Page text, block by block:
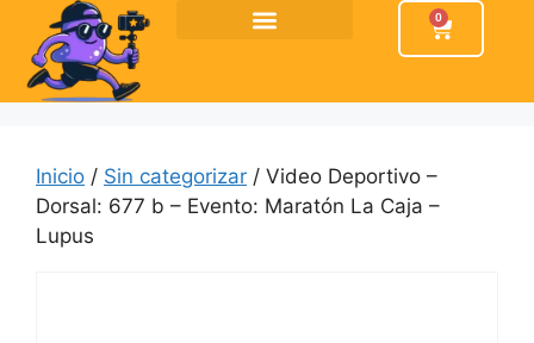
0
Inicio / Sin categorizar / Video Deportivo –
Dorsal: 677 b – Evento: Maratón La Caja –
Lupus